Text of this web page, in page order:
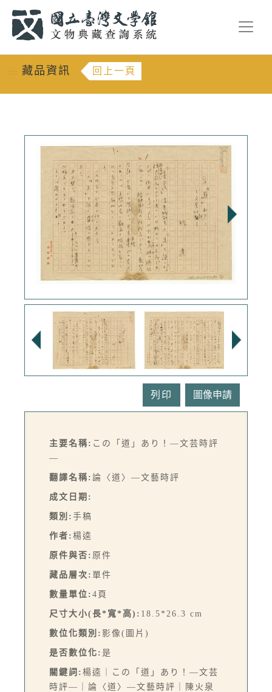
::: 藏品資訊 回上一頁
列印
主要名稱: この「道」あり！—文芸時評
—
翻譯名稱: 論〈道〉—文藝時評
成文日期:
類別: 手稿
作者: 楊逵
原件與否: 原件
藏品層次: 單件
數量單位: 4頁
尺寸大小(長*寬*高): 18.5*26.3 cm
數位化類別: 影像(圖片)
是否數位化: 是
關鍵詞: 楊逵｜この「道」あり！—文芸
時評—｜論〈道〉—文藝時評｜陳火泉